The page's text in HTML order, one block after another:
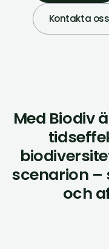
Kontakta oss
Med Biodiv
scenarion –
och